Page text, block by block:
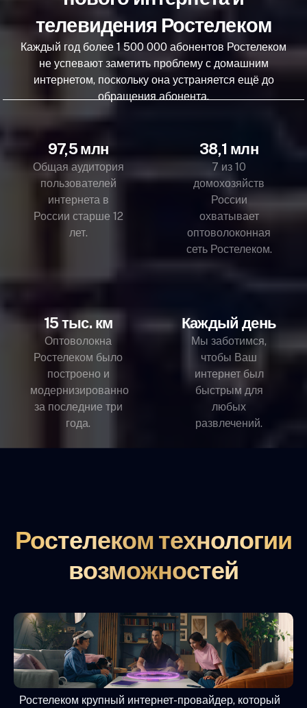
телевидения Ростелеком
Каждый год более 1 500 000 абонентов Ростелеком
не успевают заметить проблему с домашним
интернетом, поскольку она устраняется ещё до
обращения абонента.
97,5 млн
Общая аудитория
пользователей
интернета в
России старше 12
лет.
38,1 млн
7 из 10
домохозяйств
России
охватывает
оптоволоконная
сеть Ростелеком.
15 тыс. км
Оптоволокна
Ростелеком было
построено и
модернизированно
за последние три
года.
Каждый день
Мы заботимся,
чтобы Ваш
интернет был
быстрым для
любых
развлечений.
Ростелеком технологии
возможностей
Ростелеком крупный интернет-провайдер, который